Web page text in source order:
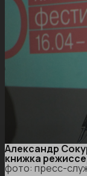
Александр
книжка
фото: пресс-